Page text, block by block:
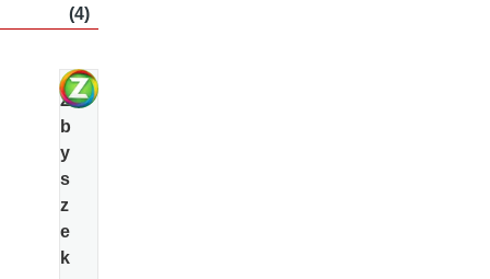
(4)
Z
b
y
s
z
e
k